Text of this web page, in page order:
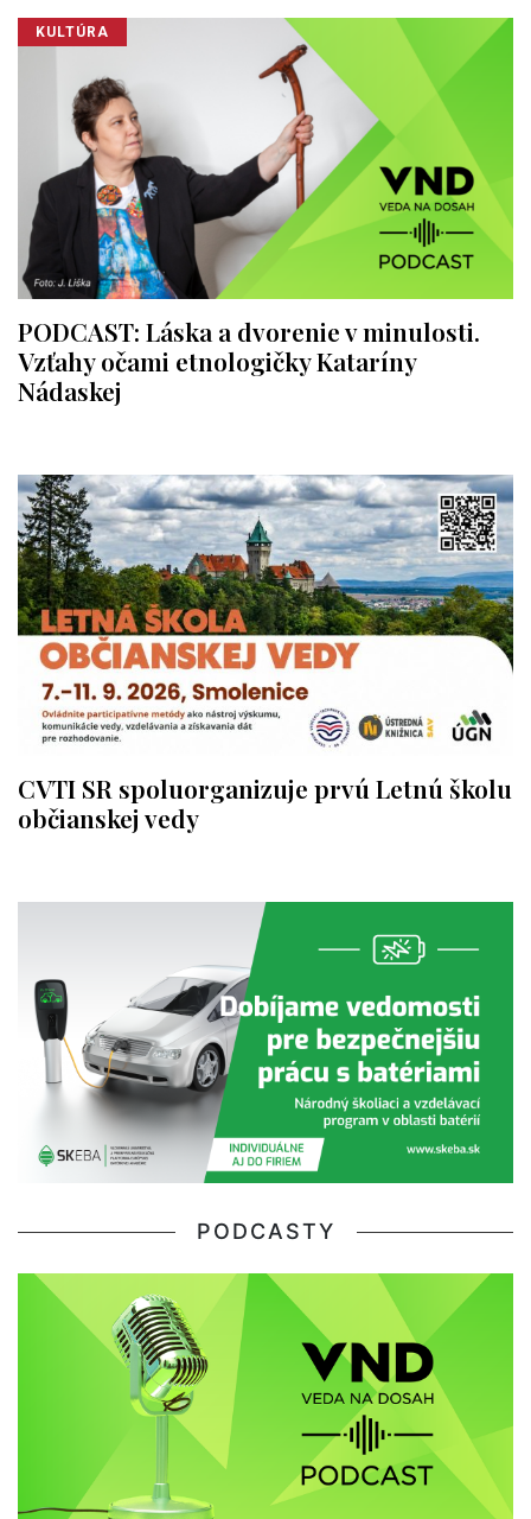
KULTÚRA
PODCAST: Láska a dvorenie v minulosti.
Vzťahy očami etnologičky Kataríny
Nádaskej
CVTI SR spoluorganizuje prvú Letnú školu
občianskej vedy
PODCASTY